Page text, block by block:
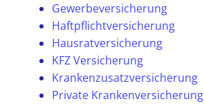
Gewerbeversicherung
Haftpflichtversicherung
Hausratversicherung
KFZ Versicherung
Krankenzusatzversicherung
Private Krankenversicherung